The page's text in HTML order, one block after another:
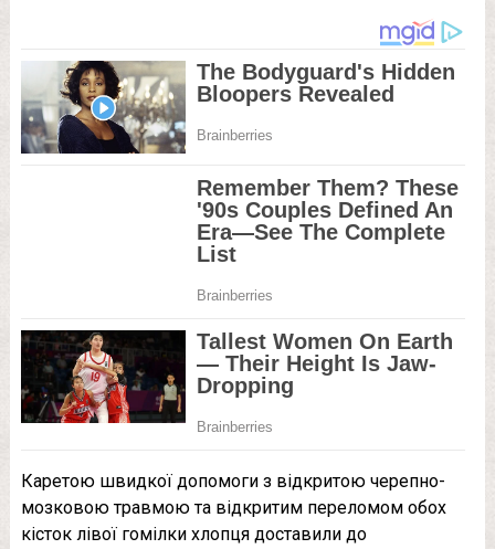
Каретою швидкої допомоги з відкритою черепно-
мозковою травмою та відкритим переломом обох
кісток лівої гомілки хлопця доставили до